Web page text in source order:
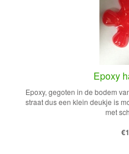
Epoxy
Epoxy, gegoten in de bodem
straat dus een klein deukje is
met